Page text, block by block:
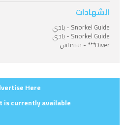
الشهادات
Snorkel Guide - بادي
Snorkel Guide - بادي
Diver*** - سيماس
Here
is currently available